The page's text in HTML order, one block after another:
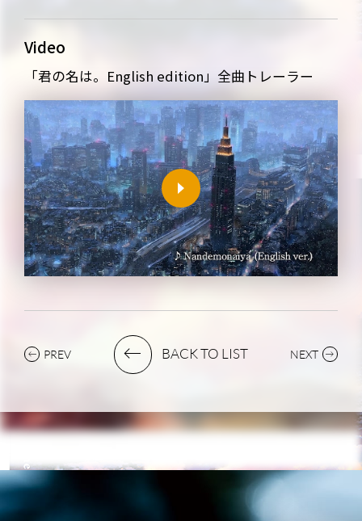
STAFF DIARY
CONTACT
Video
「君の名は。English edition」全曲トレーラー
PREV BACK TO LIST NEXT